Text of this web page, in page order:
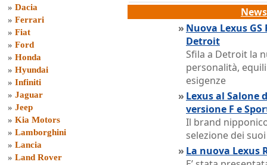
» Dacia
» Ferrari
» Fiat
» Ford
» Honda
» Hyundai
» Infiniti
» Jaguar
» Jeep
» Kia Motors
» Lamborghini
» Lancia
» Land Rover
» Nuova Lexus
Detroit
Sfila a Detroit la
personalità,
esigenze
» Lexus al Salone
versione F e
Il brand
selezione dei
» La nuova Lexus